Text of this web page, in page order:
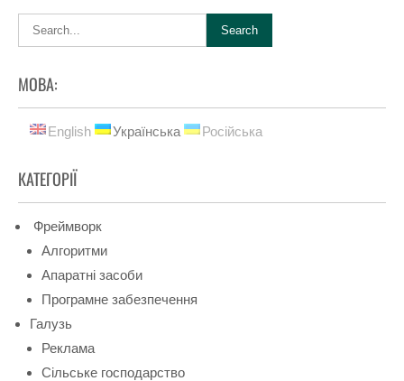
МОВА:
English Українська Російська
КАТЕГОРІЇ
Фреймворк
Алгоритми
Апаратні засоби
Програмне забезпечення
Галузь
Реклама
Сільське господарство